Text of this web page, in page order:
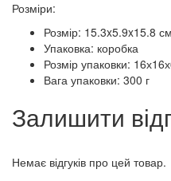
Розміри:
Розмір: 15.3x5.9x15.8 см
Упаковка: коробка
Розмір упаковки:
Вага упаковки: 300 г
Залишити
Немає відгуків про цей товар.